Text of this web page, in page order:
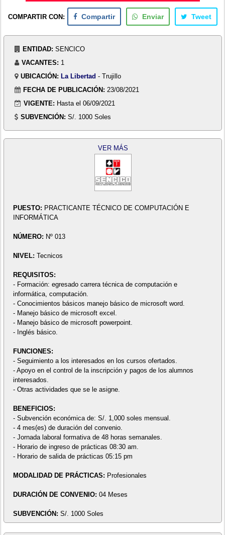
COMPARTIR CON: Compartir Enviar Tweet
ENTIDAD: SENCICO
VACANTES: 1
UBICACIÓN: La Libertad - Trujillo
FECHA DE PUBLICACIÓN: 23/08/2021
VIGENTE: Hasta el 06/09/2021
SUBVENCIÓN: S/. 1000 Soles
VER MÁS
PUESTO: PRACTICANTE TÉCNICO DE COMPUTACIÓN E
INFORMÁTICA
NÚMERO: Nº 013
NIVEL: Tecnicos
REQUISITOS:
- Formación: egresado carrera técnica de computación e
informática, computación.
- Conocimientos básicos manejo básico de microsoft word.
- Manejo básico de microsoft excel.
- Manejo básico de microsoft powerpoint.
- Inglés básico.
FUNCIONES:
- Seguimiento a los interesados en los cursos ofertados.
- Apoyo en el control de la inscripción y pagos de los alumnos
interesados.
- Otras actividades que se le asigne.
BENEFICIOS:
- Subvención económica de: S/. 1,000 soles mensual.
- 4 mes(es) de duración del convenio.
- Jornada laboral formativa de 48 horas semanales.
- Horario de ingreso de prácticas 08:30 am.
- Horario de salida de prácticas 05:15 pm
MODALIDAD DE PRÁCTICAS: Profesionales
DURACIÓN DE CONVENIO: 04 Meses
SUBVENCIÓN: S/. 1000 Soles